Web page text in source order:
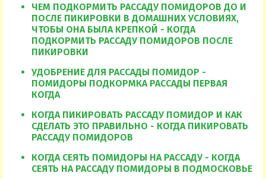
ЧЕМ ПОДКОРМИТЬ РАССАДУ ПОМИДОРОВ ДО И
ПОСЛЕ ПИКИРОВКИ В ДОМАШНИХ УСЛОВИЯХ,
ЧТОБЫ ОНА БЫЛА КРЕПКОЙ - КОГДА
ПОДКОРМИТЬ РАССАДУ ПОМИДОРОВ ПОСЛЕ
ПИКИРОВКИ
УДОБРЕНИЕ ДЛЯ РАССАДЫ ПОМИДОР -
ПОМИДОРЫ ПОДКОРМКА РАССАДЫ ПЕРВАЯ
КОГДА
КОГДА ПИКИРОВАТЬ РАССАДУ ПОМИДОР И КАК
СДЕЛАТЬ ЭТО ПРАВИЛЬНО - КОГДА ПИКИРОВАТЬ
РАССАДУ ПОМИДОРОВ
КОГДА СЕЯТЬ ПОМИДОРЫ НА РАССАДУ - КОГДА
СЕЯТЬ НА РАССАДУ ПОМИДОРЫ В ПОДМОСКОВЬЕ